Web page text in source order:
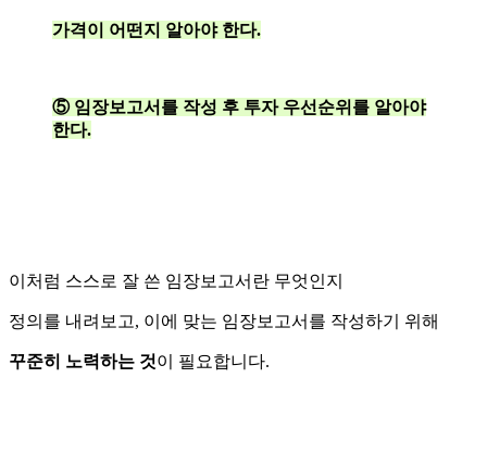
가격이 어떤지 알아야 한다.
⑤ 임장보고서를 작성 후 투자 우선순위를 알아야
한다.
이처럼 스스로 잘 쓴 임장보고서란 무엇인지
정의를 내려보고, 이에 맞는 임장보고서를 작성하기 위해
꾸준히 노력하는 것이 필요합니다.